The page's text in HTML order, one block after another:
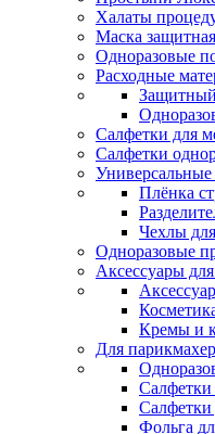
Халаты
Маска
Одноразовые
Расходные
Салфетки для
Салфетки
Плёнка
Чехлы
Одноразовые
Аксессуары
Кремы и
Для
Салфетки
Салфетки
Фольга